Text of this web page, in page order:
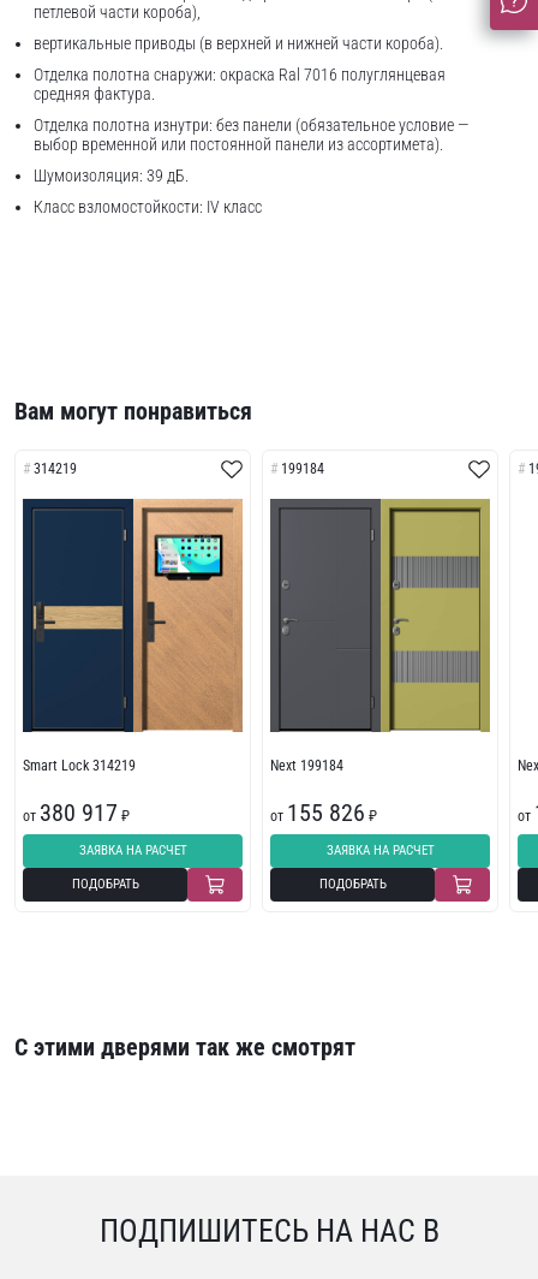
петлевой части короба),
вертикальные приводы (в верхней и нижней части короба).
Отделка полотна снаружи: окраска Ral 7016 полуглянцевая
средняя фактура.
Отделка полотна изнутри: без панели (обязательное условие —
выбор временной или постоянной панели из ассортимета).
Шумоизоляция: 39 дБ.
Класс взломостойкости: IV класс
Вам могут понравиться
314219
Smart Lock 314219
от 380 917 ₽
ЗАЯВКА НА РАСЧЕТ
ПОДОБРАТЬ
199184
Next 199184
от 155 826 ₽
ЗАЯВКА НА РАСЧЕТ
ПОДОБРАТЬ
от
С этими дверями так же смотрят
ПОДПИШИТЕСЬ НА НАС В